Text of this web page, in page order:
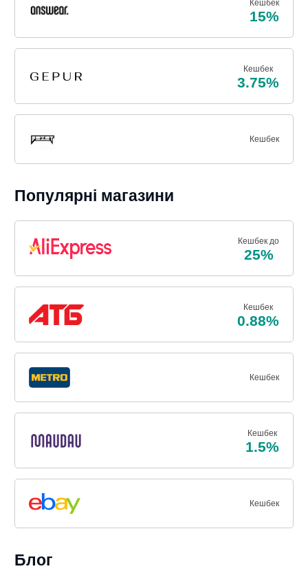
Кешбек
15%
Кешбек
3.75%
Кешбек
Популярні магазини
Кешбек до
25%
Кешбек
0.88%
Кешбек
Кешбек
1.5%
Кешбек
Блог